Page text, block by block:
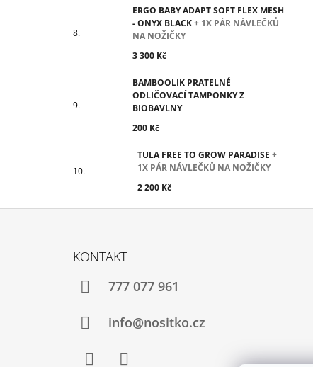
ERGO BABY ADAPT SOFT FLEX MESH
- ONYX BLACK+ 1X PÁR NÁVLEČKŮ
NA NOŽIČKY
3 300 Kč
BAMBOOLIK PRATELNÉ
ODLIČOVACÍ TAMPONKY Z
BIOBAVLNY
200 Kč
TULA FREE TO GROW PARADISE +
1X PÁR NÁVLEČKŮ NA NOŽIČKY
2 200 Kč
KONTAKT
777 077 961
info@nositko.cz